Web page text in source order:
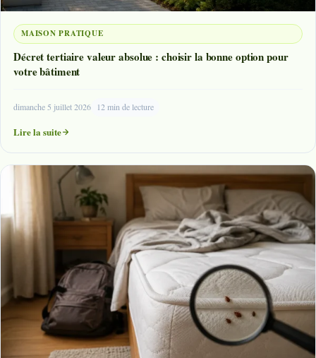
MAISON PRATIQUE
Décret tertiaire valeur absolue : choisir la bonne option pour
votre bâtiment
dimanche 5 juillet 2026 12 min de lecture
Lire la suite